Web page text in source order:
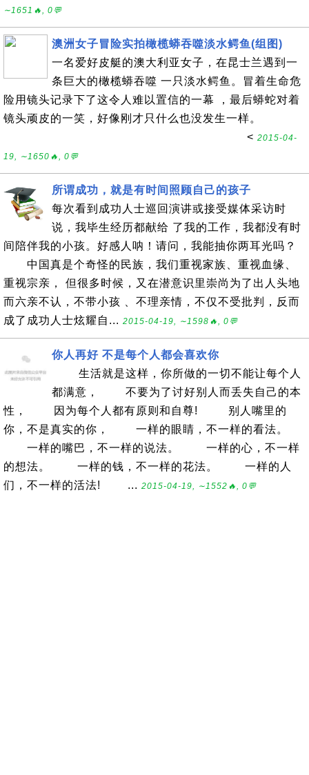
∼1651🔥, 0💬
澳洲女子冒险实拍橄榄蟒吞噬淡水鳄鱼(组图)
一名爱好皮艇的澳大利亚女子，在昆士兰遇到一
条巨大的橄榄蟒吞噬 一只淡水鳄鱼。冒着生命危
险用镜头记录下了这令人难以置信的一幕 ，最后蟒蛇对着
镜头顽皮的一笑，好像刚才只什么也没发生一样。
< 2015-04-
19, ∼1650🔥, 0💬
所谓成功，就是有时间照顾自己的孩子
每次看到成功人士巡回演讲或接受媒体采访时
说，我毕生经历都献给 了我的工作，我都没有时
间陪伴我的小孩。好感人呐！请问，我能抽你两耳光吗？
中国真是个奇怪的民族，我们重视家族、重视血缘、
重视宗亲， 但很多时候，又在潜意识里崇尚为了出人头地
而六亲不认，不带小孩 、不理亲情，不仅不受批判，反而
成了成功人士炫耀自... 2015-04-19, ∼1598🔥, 0💬
你人再好 不是每个人都会喜欢你
生活就是这样，你所做的一切不能让每个人
都满意， 不要为了讨好别人而丢失自己的本
性， 因为每个人都有原则和自尊! 别人嘴里的
你，不是真实的你， 一样的眼睛，不一样的看法。
一样的嘴巴，不一样的说法。 一样的心，不一样
的想法。 一样的钱，不一样的花法。 一样的人
们，不一样的活法! ... 2015-04-19, ∼1552🔥, 0💬